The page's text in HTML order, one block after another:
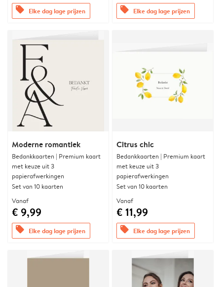
offers Elke dag lage prijzen offers Elke dag lage prijzen
Moderne romantiek
Bedankkaarten | Premium kaart
met keuze uit 3
papierafwerkingen
Set van 10 kaarten
Vanaf
€ 9,99
offers Elke dag lage prijzen
Citrus chic
Bedankkaarten | Premium kaart
met keuze uit 3
papierafwerkingen
Set van 10 kaarten
Vanaf
€ 11,99
offers Elke dag lage prijzen